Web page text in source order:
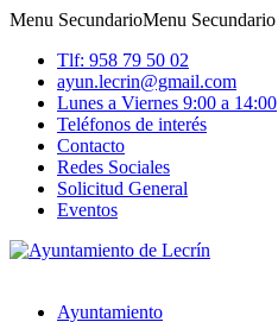
Menu SecundarioMenu Secundario
Tlf: 958 79 50 02
ayun.lecrin@gmail.com
Lunes a Viernes 9:00 a 14:00
Teléfonos de interés
Contacto
Redes Sociales
Solicitud General
Eventos
Ayuntamiento